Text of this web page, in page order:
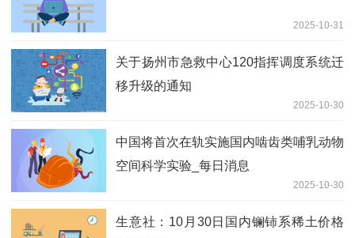
2025-10-31
关于扬州市急救中心120指挥调度系统迁
移升级的通知
2025-10-30
中国将首次在轨实施国内啮齿类哺乳动物
空间科学实验_每日消息
2025-10-30
生意社：10月30日国内镧铈系稀土价格